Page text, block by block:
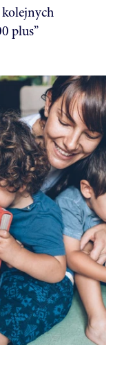
kolejnych
plus”